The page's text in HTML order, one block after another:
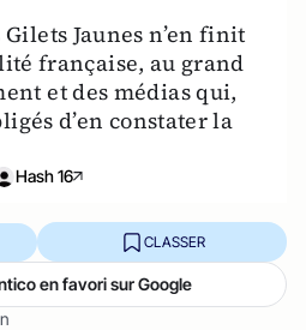
Jaunes n’en finit
française, au grand
et des médias qui,
d’en constater la
Hash 16
CLASSER
en favori sur Google